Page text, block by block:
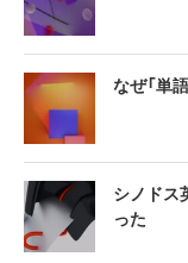
なぜ「単
シノドス
った